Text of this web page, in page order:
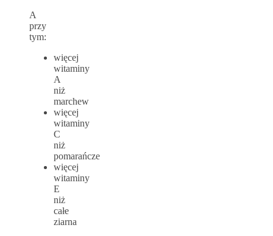
A
przy
tym:
więcej
witaminy
A
niż
marchew
więcej
witaminy
C
niż
pomarańcze
więcej
witaminy
E
niż
całe
ziarna